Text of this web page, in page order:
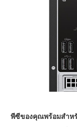
พีซีของคุณพร้อมสำห